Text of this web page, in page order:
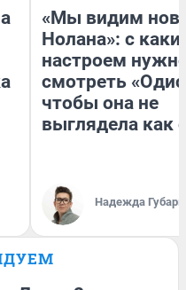
«Мы видим
Нолана»: с
настроем
смотреть
чтобы она не
выглядела как
Надежда Губарь